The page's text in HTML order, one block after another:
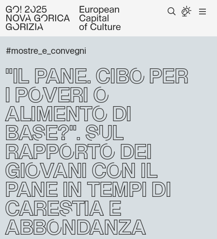
#mostre_e_convegni
"Il pane: cibo per
i poveri o
alimento di
base?": Sul
rapporto dei
giovani con il
pane in tempi di
carestia e
abbondanza